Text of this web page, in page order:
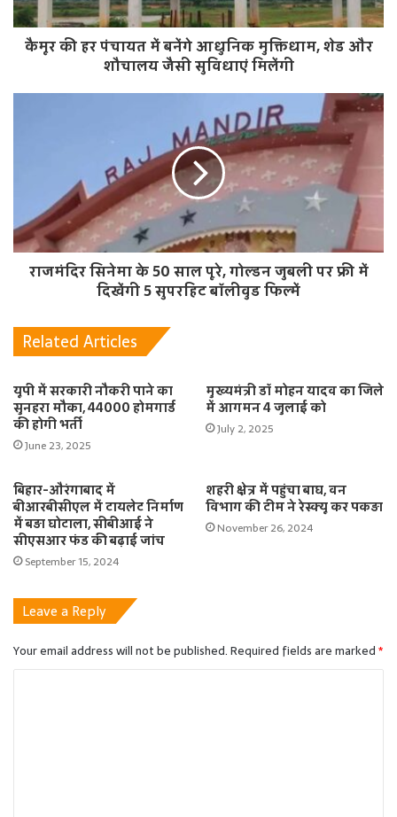
कैमूर की हर पंचायत में बनेंगे आधुनिक मुक्तिधाम, शेड और
शौचालय जैसी सुविधाएं मिलेंगी
राजमंदिर सिनेमा के 50 साल पूरे, गोल्डन जुबली पर फ्री में
दिखेंगी 5 सुपरहिट बॉलीवुड फिल्में
Related Articles
यूपी में सरकारी नौकरी पाने का
सुनहरा मौका, 44000 होमगार्ड
की होगी भर्ती
June 23, 2025
मुख्यमंत्री डॉ मोहन यादव का जिले
में आगमन 4 जुलाई को
July 2, 2025
बिहार-औरंगाबाद में
बीआरबीसीएल में टायलेट निर्माण
में बड़ा घोटाला, सीबीआई ने
सीएसआर फंड की बढ़ाई जांच
September 15, 2024
शहरी क्षेत्र में पहुंचा बाघ, वन
विभाग की टीम ने रेस्क्यू कर पकड़ा
November 26, 2024
Leave a Reply
Your email address will not be published.Required fields are marked*